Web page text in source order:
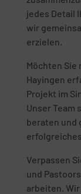
jedes Detail
wir
erzielen.
Möchten Sie
Hayingen
Projekt im
Unser Team
beraten und
Verpassen
und
arbeiten.